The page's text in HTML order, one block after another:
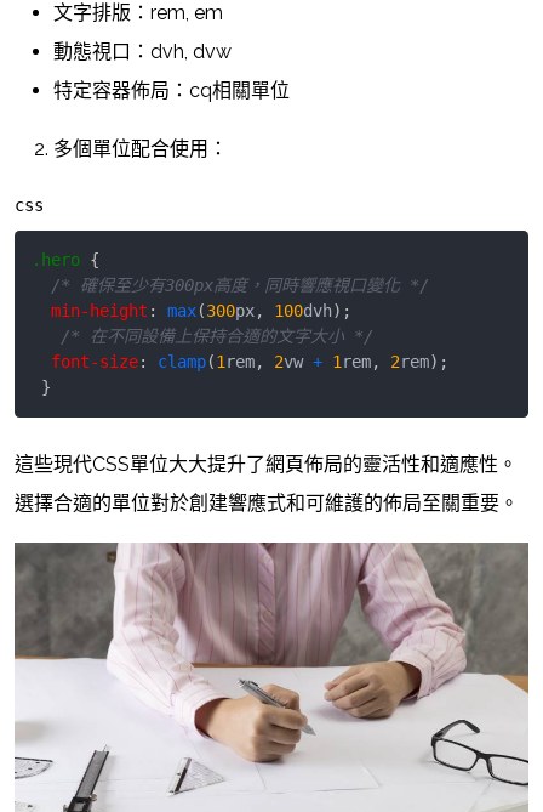
文字排版：rem, em
動態視口：dvh, dvw
特定容器佈局：cq相關單位
多個單位配合使用：
css
.hero {
/* 確保至少有300px高度，同時響應視口變化 */
min-height : max(300px, 100dvh) ;
/* 在不同設備上保持合適的文字大小 */
font-size: clamp(1 rem, 2vw + 1 rem, 2rem) ;
}
這些現代CSS單位大大提升了網頁佈局的靈活性和適應性。
選擇合適的單位對於創建響應式和可維護的佈局至關重要。